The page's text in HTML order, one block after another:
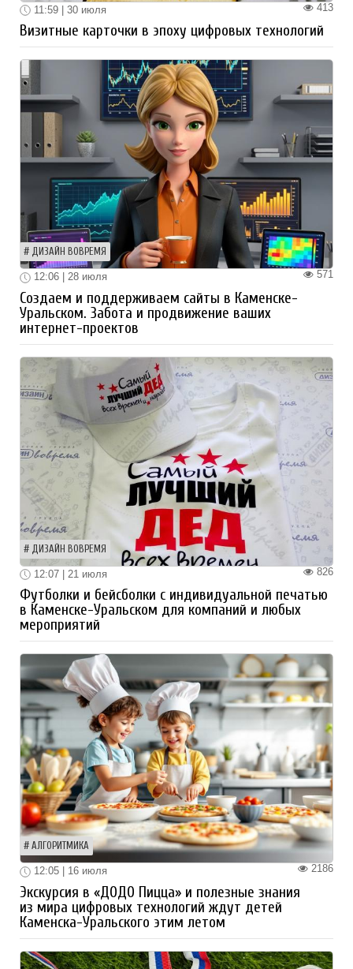
413
11:59 | 30 июля
Визитные карточки в эпоху цифровых технологий
ДИЗАЙН ВОВРЕМЯ
571
12:06 | 28 июля
Создаем и поддерживаем сайты в Каменске-
Уральском. Забота и продвижение ваших
интернет-проектов
ДИЗАЙН ВОВРЕМЯ
826
12:07 | 21 июля
Футболки и бейсболки с индивидуальной печатью
в Каменске-Уральском для компаний и любых
мероприятий
АЛГОРИТМИКА
2186
12:05 | 16 июля
Экскурсия в «ДОДО Пицца» и полезные знания
из мира цифровых технологий ждут детей
Каменска-Уральского этим летом